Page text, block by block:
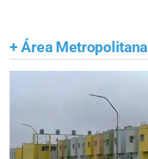
+ Área Metropolitana